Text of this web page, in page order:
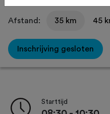
Afstand: 35 km 45
Inschrijving gesloten
Starttijd